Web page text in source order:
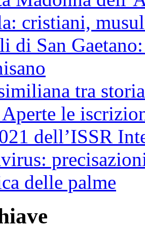
cristiani,
di San
tra
Aperte le
dell’ISSR
delle palme